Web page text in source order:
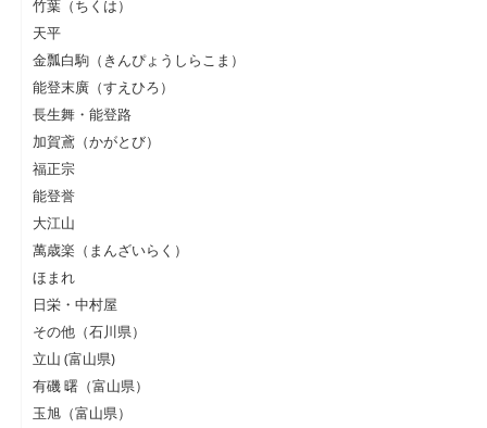
竹葉（ちくは）
天平
金瓢白駒（きんぴょうしらこま）
能登末廣（すえひろ）
長生舞・能登路
加賀鳶（かがとび）
福正宗
能登誉
大江山
萬歳楽（まんざいらく）
ほまれ
日栄・中村屋
その他（石川県）
立山 (富山県)
有磯 曙（富山県）
玉旭（富山県）